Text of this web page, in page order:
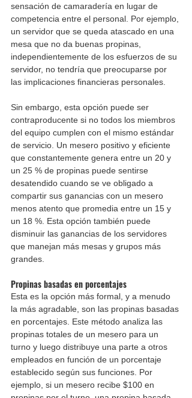
sensación de camaradería en lugar de
competencia entre el personal. Por ejemplo,
un servidor que se queda atascado en una
mesa que no da buenas propinas,
independientemente de los esfuerzos de su
servidor, no tendría que preocuparse por
las implicaciones financieras personales.
Sin embargo, esta opción puede ser
contraproducente si no todos los miembros
del equipo cumplen con el mismo estándar
de servicio. Un mesero positivo y eficiente
que constantemente genera entre un 20 y
un 25 % de propinas puede sentirse
desatendido cuando se ve obligado a
compartir sus ganancias con un mesero
menos atento que promedia entre un 15 y
un 18 %. Esta opción también puede
disminuir las ganancias de los servidores
que manejan más mesas y grupos más
grandes.
Propinas basadas en porcentajes
Esta es la opción más formal, y a menudo
la más agradable, son las propinas basadas
en porcentajes. Este método analiza las
propinas totales de un mesero para un
turno y luego distribuye una parte a otros
empleados en función de un porcentaje
establecido según sus funciones. Por
ejemplo, si un mesero recibe $100 en